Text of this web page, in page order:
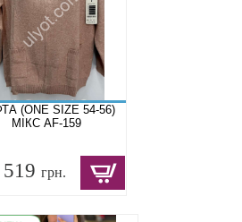
(ONE SIZE 54-56)
МІКС AF-159
519 грн.